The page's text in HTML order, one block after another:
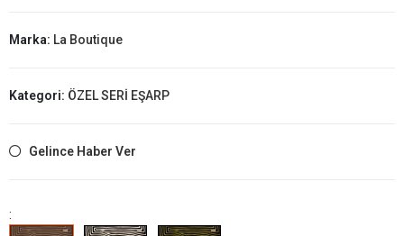
Marka: La Boutique
Kategori: ÖZEL SERİ EŞARP
Gelince Haber Ver
: